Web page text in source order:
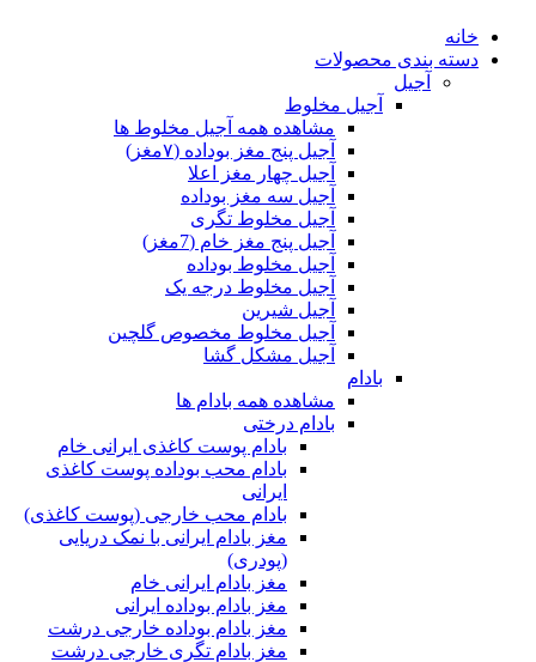
خانه
دسته بندی محصولات
آجیل
آجیل مخلوط
مشاهده همه آجیل مخلوط ها
آجیل پنج مغز بوداده (۷مغز)
آجیل چهار مغز اعلا
آجیل سه مغز بوداده
آجیل مخلوط تگری
آجیل پنج مغز خام (7مغز)
آجیل مخلوط بوداده
آجیل مخلوط درجه یک
آجیل شیرین
آجیل مخلوط مخصوص گلچین
آجیل مشکل گشا
بادام
مشاهده همه بادام ها
بادام درختی
بادام پوست کاغذی ایرانی خام
بادام محب بوداده پوست کاغذی
ایرانی
بادام محب خارجی (پوست کاغذی)
مغز بادام ایرانی با نمک دریایی
(پودری)
مغز بادام ایرانی خام
مغز بادام بوداده ایرانی
مغز بادام بوداده خارجی درشت
مغز بادام تگری خارجی درشت